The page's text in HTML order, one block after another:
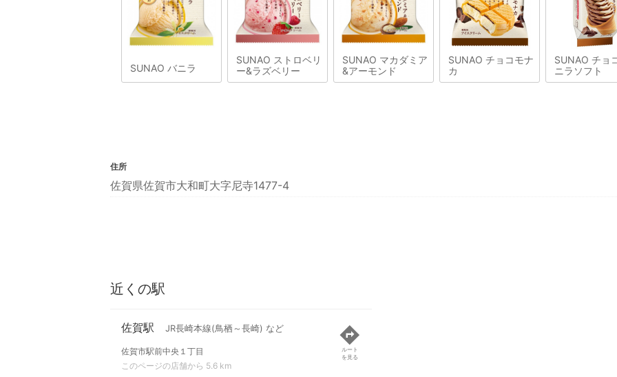
SUNAO バニラ
SUNAO ストロベリ
ー&ラズベリー
SUNAO マカダミア
&アーモンド
SUNAO チョコモナ
カ
SUNAO チョ
ニラソフト
住所
佐賀県佐賀市大和町大字尼寺1477-4
近くの駅
佐賀駅 JR長崎本線(鳥栖～長崎) など
佐賀市駅前中央１丁目
このページの店舗から 5.6 km
ルート
を見る